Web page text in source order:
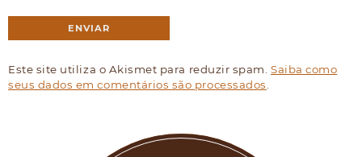
Este site utiliza o Akismet para reduzir spam.Saiba como
seus dados em comentários são processados